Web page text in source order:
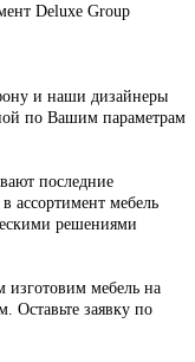
Deluxe Group
и наши дизайнеры
по Вашим параметрам
последние
ассортимент мебель
решениями
изготовим мебель на
Оставьте заявку по